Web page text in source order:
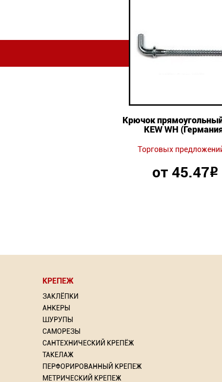
Крючок
KEW WH
Торговых
от 45.47Р
Насадка для МФИ ЗУБР
DIAMOND керамика, мрамор,
стекло
КРЕПЕЖ
ЗАКЛЁПКИ
АНКЕРЫ
ШУРУПЫ
САМОРЕЗЫ
САНТЕХНИЧЕСКИЙ КРЕПЁЖ
ТАКЕЛАЖ
ПЕРФОРИРОВАННЫЙ КРЕПЕЖ
МЕТРИЧЕСКИЙ КРЕПЕЖ